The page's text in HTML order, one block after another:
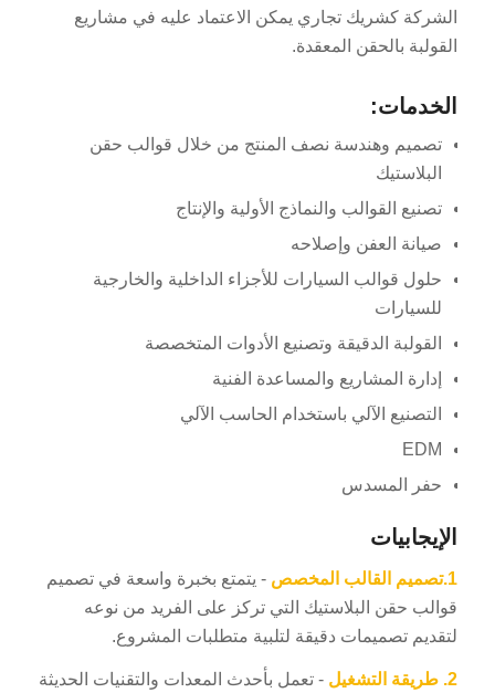
الشركة كشريك تجاري يمكن الاعتماد عليه في مشاريع
القولبة بالحقن المعقدة.
الخدمات:
تصميم وهندسة نصف المنتج من خلال قوالب حقن
البلاستيك
تصنيع القوالب والنماذج الأولية والإنتاج
صيانة العفن وإصلاحه
حلول قوالب السيارات للأجزاء الداخلية والخارجية
للسيارات
القولبة الدقيقة وتصنيع الأدوات المتخصصة
إدارة المشاريع والمساعدة الفنية
التصنيع الآلي باستخدام الحاسب الآلي
EDM
حفر المسدس
الإيجابيات
1. تصميم القالب المخصص - يتمتع بخبرة واسعة في تصميم
قوالب حقن البلاستيك التي تركز على الفريد من نوعه
لتقديم تصميمات دقيقة لتلبية متطلبات المشروع.
2. طريقة التشغيل - تعمل بأحدث المعدات والتقنيات الحديثة